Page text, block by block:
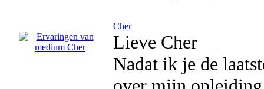
Cher
Lieve Cher
Nadat ik je de